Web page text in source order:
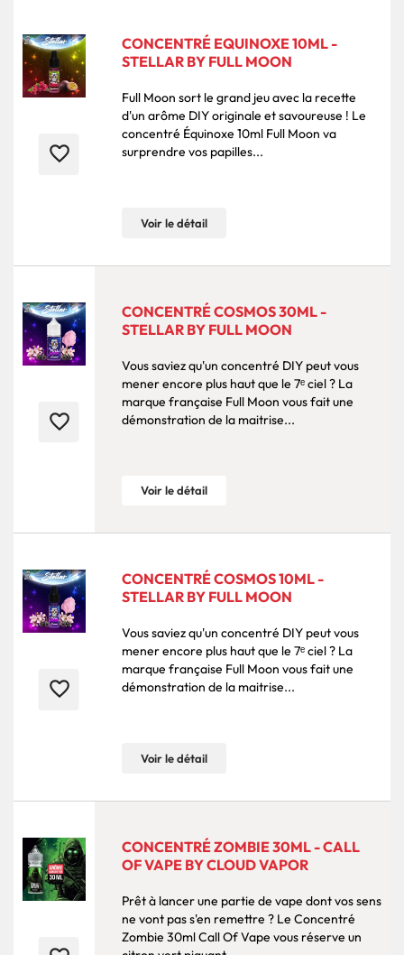
favorite_border
CONCENTRÉ EQUINOXE 10ML -
STELLAR BY FULL MOON
Full Moon sort le grand jeu avec la recette
d'un arôme DIY originale et savoureuse ! Le
concentré Équinoxe 10ml Full Moon va
surprendre vos papilles...
Voir le détail
favorite_border
CONCENTRÉ COSMOS 30ML -
STELLAR BY FULL MOON
Vous saviez qu'un concentré DIY peut vous
mener encore plus haut que le 7ᵉ ciel ? La
marque française Full Moon vous fait une
démonstration de la maitrise...
Voir le détail
favorite_border
CONCENTRÉ COSMOS 10ML -
STELLAR BY FULL MOON
Vous saviez qu'un concentré DIY peut vous
mener encore plus haut que le 7ᵉ ciel ? La
marque française Full Moon vous fait une
démonstration de la maitrise...
Voir le détail
CONCENTRÉ ZOMBIE 30ML - CALL
OF VAPE BY CLOUD VAPOR
Prêt à lancer une partie de vape dont vos sens
ne vont pas s'en remettre ? Le Concentré
Zombie 30ml Call Of Vape vous réserve un